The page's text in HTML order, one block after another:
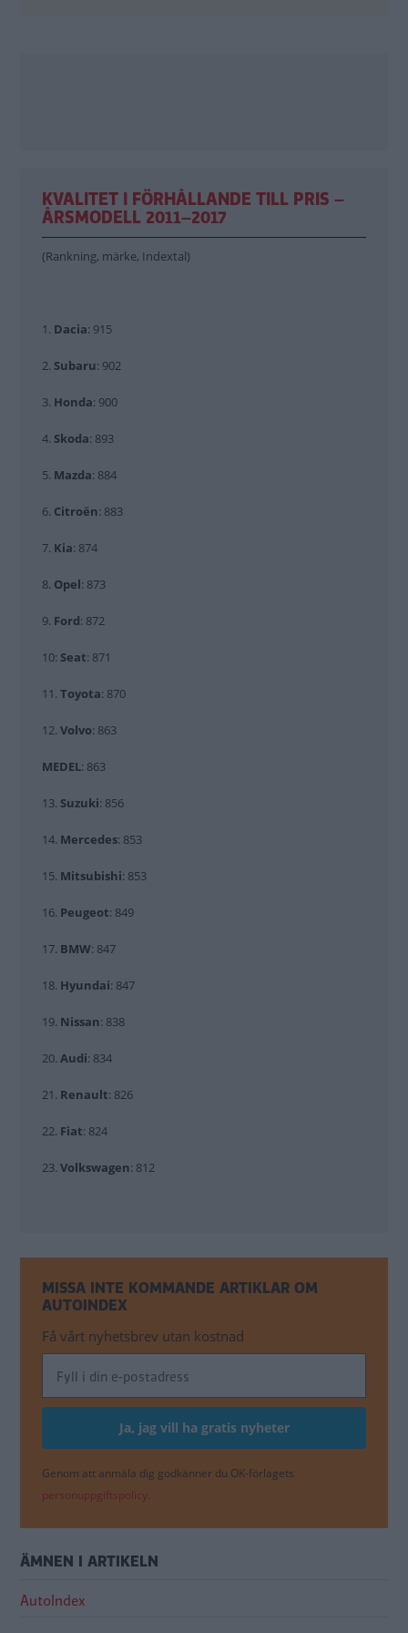
KVALITET I FÖRHÅLLANDE TILL PRIS –
ÅRSMODELL 2011–2017
(Rankning, märke, Indextal)
1. Dacia: 915
2. Subaru: 902
3. Honda: 900
4. Skoda: 893
5. Mazda: 884
6. Citroën: 883
7. Kia: 874
8. Opel: 873
9. Ford: 872
10: Seat: 871
11. Toyota: 870
12. Volvo: 863
MEDEL: 863
13. Suzuki: 856
14. Mercedes: 853
15. Mitsubishi: 853
16. Peugeot: 849
17. BMW: 847
18. Hyundai: 847
19. Nissan: 838
20. Audi: 834
21. Renault: 826
22. Fiat: 824
23. Volkswagen: 812
MISSA INTE KOMMANDE ARTIKLAR OM
AUTOINDEX
Få vårt nyhetsbrev utan kostnad
Genom att anmäla dig godkänner du OK-förlagets
personuppgiftspolicy.
ÄMNEN I ARTIKELN
AutoIndex